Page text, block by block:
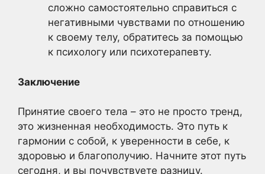
сложно самостоятельно справиться с
негативными чувствами по отношению
к своему телу, обратитесь за помощью
к психологу или психотерапевту.
Заключение
Принятие своего тела – это не просто тренд,
это жизненная необходимость. Это путь к
гармонии с собой, к уверенности в себе, к
здоровью и благополучию. Начните этот путь
сегодня, и вы почувствуете разницу.